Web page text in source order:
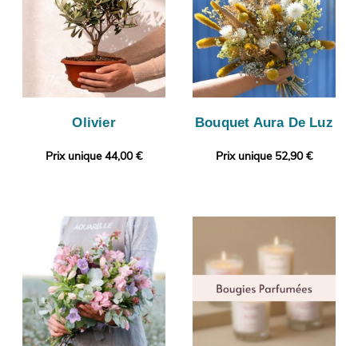
Olivier
Prix unique 44,00 €
Bouquet Aura De Luz
Prix unique 52,90 €